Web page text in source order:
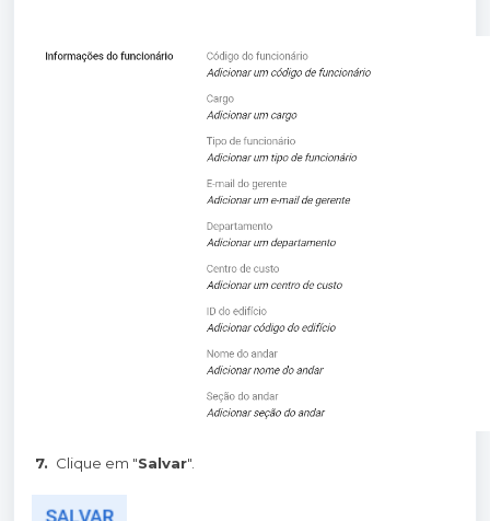
7. Clique em "Salvar".